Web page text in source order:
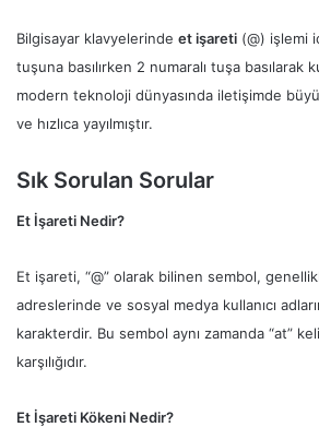
Bilgisayar klavyelerinde et işareti (@) işlemi
tuşuna basılırken 2 numaralı tuşa basılarak
modern teknoloji dünyasında iletişimde
ve hızlıca yayılmıştır.
Sık Sorulan Sorular
Et İşareti Nedir?
Et işareti, “@” olarak bilinen sembol,
adreslerinde ve sosyal medya kullanıcı
karakterdir. Bu sembol aynı zamanda “at”
karşılığıdır.
Et İşareti Kökeni Nedir?